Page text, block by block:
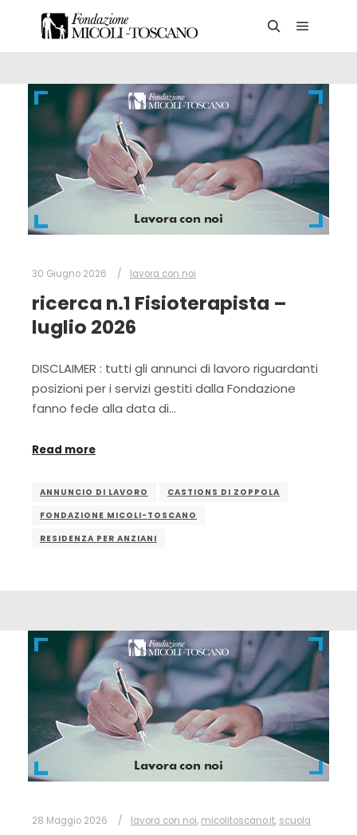
30 Giugno 2026 lavora con noi
ricerca n.1 Fisioterapista –
luglio 2026
DISCLAIMER : tutti gli annunci di lavoro riguardanti
posizioni per i servizi gestiti dalla Fondazione
fanno fede alla data di…
Read more
ANNUNCIO DI LAVORO
CASTIONS DI ZOPPOLA
FONDAZIONE MICOLI-TOSCANO
RESIDENZA PER ANZIANI
28 Maggio 2026 lavora con noi, micolitoscano.it, scuola